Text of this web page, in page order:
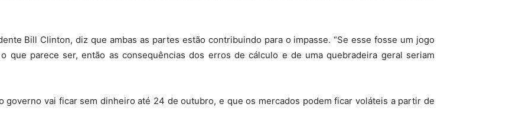
Bill Clinton, diz que ambas as partes estão contribuindo para o impasse. “Se esse fosse um jogo
que parece ser, então as consequências dos erros de cálculo e de uma quebradeira geral seriam
governo vai ficar sem dinheiro até 24 de outubro, e que os mercados podem ficar voláteis a partir de